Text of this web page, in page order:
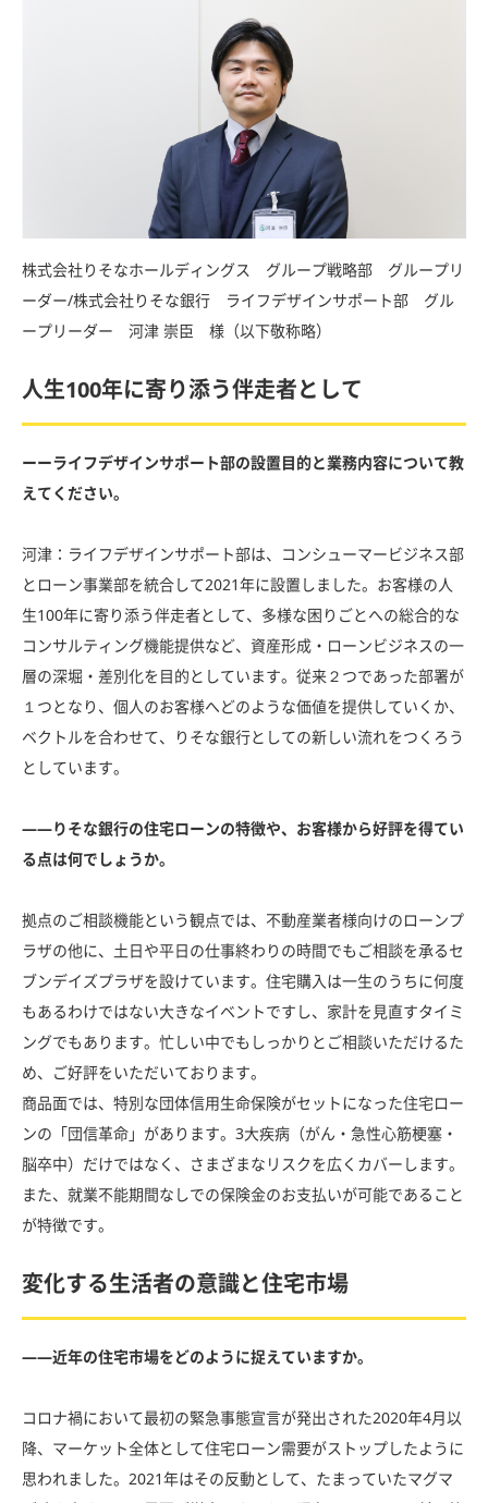
株式会社りそなホールディングス グループ戦略部 グループリ
ーダー/株式会社りそな銀行 ライフデザインサポート部 グル
ープリーダー 河津 崇臣 様（以下敬称略）
人生100年に寄り添う伴走者として
ーーライフデザインサポート部の設置目的と業務内容について教
えてください。
河津：ライフデザインサポート部は、コンシューマービジネス部
とローン事業部を統合して2021年に設置しました。お客様の人
生100年に寄り添う伴走者として、多様な困りごとへの総合的な
コンサルティング機能提供など、資産形成・ローンビジネスの一
層の深堀・差別化を目的としています。従来２つであった部署が
１つとなり、個人のお客様へどのような価値を提供していくか、
ベクトルを合わせて、りそな銀行としての新しい流れをつくろう
としています。
――りそな銀行の住宅ローンの特徴や、お客様から好評を得てい
る点は何でしょうか。
拠点のご相談機能という観点では、不動産業者様向けのローンプ
ラザの他に、土日や平日の仕事終わりの時間でもご相談を承るセ
ブンデイズプラザを設けています。住宅購入は一生のうちに何度
もあるわけではない大きなイベントですし、家計を見直すタイミ
ングでもあります。忙しい中でもしっかりとご相談いただけるた
め、ご好評をいただいております。
商品面では、特別な団体信用生命保険がセットになった住宅ロー
ンの「団信革命」があります。3大疾病（がん・急性心筋梗塞・
脳卒中）だけではなく、さまざまなリスクを広くカバーします。
また、就業不能期間なしでの保険金のお支払いが可能であること
が特徴です。
変化する生活者の意識と住宅市場
――近年の住宅市場をどのように捉えていますか。
コロナ禍において最初の緊急事態宣言が発出された2020年4月以
降、マーケット全体として住宅ローン需要がストップしたように
思われました。2021年はその反動として、たまっていたマグマ